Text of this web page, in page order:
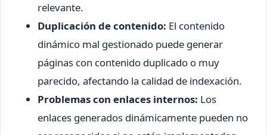
relevante.
Duplicación de contenido: El contenido
dinámico mal gestionado puede generar
páginas con contenido duplicado o muy
parecido, afectando la calidad de indexación.
Problemas con enlaces internos: Los
enlaces generados dinámicamente pueden no